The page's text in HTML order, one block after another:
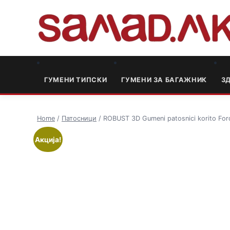
ГУМЕНИ ТИПСКИ ГУМЕНИ ЗА БАГАЖНИК
Home / Патосници / ROBUST 3D Gumeni patosnici korito
Акција!